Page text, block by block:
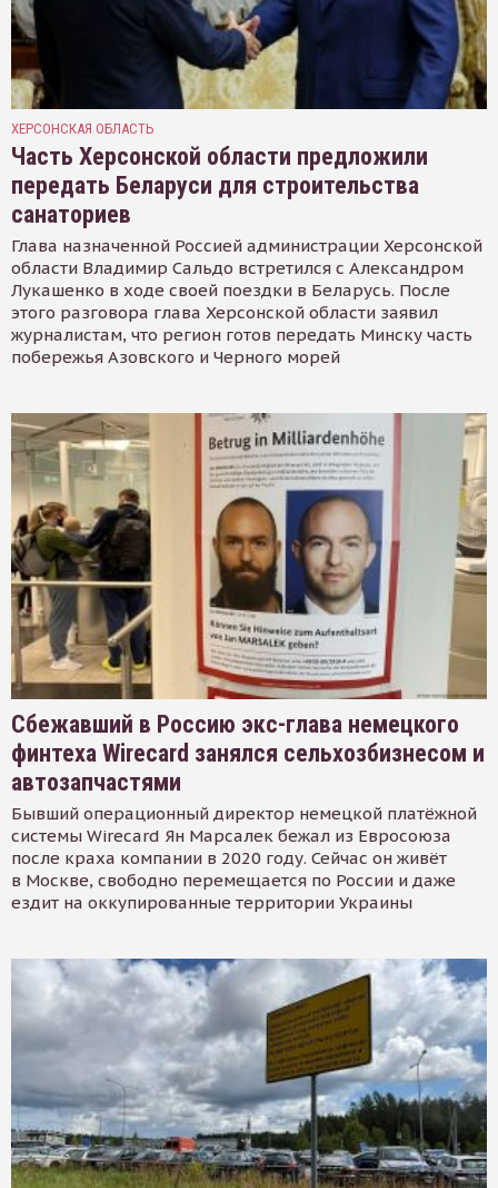
ХЕРСОНСКАЯ ОБЛАСТЬ
Часть Херсонской области предложили
передать Беларуси для строительства
санаториев
Глава назначенной Россией администрации Херсонской
области Владимир Сальдо встретился с Александром
Лукашенко в ходе своей поездки в Беларусь. После
этого разговора глава Херсонской области заявил
журналистам, что регион готов передать Минску часть
побережья Азовского и Черного морей
Сбежавший в Россию экс-глава немецкого
финтеха Wirecard занялся сельхозбизнесом и
автозапчастями
Бывший операционный директор немецкой платёжной
системы Wirecard Ян Марсалек бежал из Евросоюза
после краха компании в 2020 году. Сейчас он живёт
в Москве, свободно перемещается по России и даже
ездит на оккупированные территории Украины